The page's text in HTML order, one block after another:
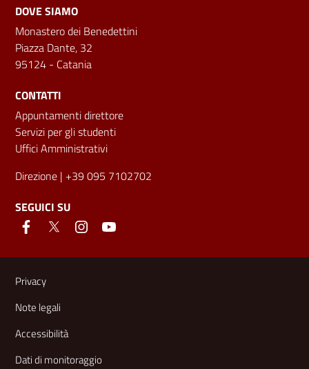
DOVE SIAMO
Monastero dei Benedettini
Piazza Dante, 32
95124 - Catania
CONTATTI
Appuntamenti direttore
Servizi per gli studenti
Uffici Amministrativi
Direzione | +39 095 7102702
SEGUICI SU
Link e informazioni utili
Privacy
Note legali
Accessibilità
Dati di monitoraggio